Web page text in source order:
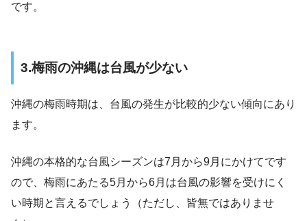
です。
3.梅雨の沖縄は台風が少ない
沖縄の梅雨時期は、台風の発生が比較的少ない傾向にあり
ます。
沖縄の本格的な台風シーズンは7月から9月にかけてです
ので、梅雨にあたる5月から6月は台風の影響を受けにく
い時期と言えるでしょう（ただし、皆無ではありませ